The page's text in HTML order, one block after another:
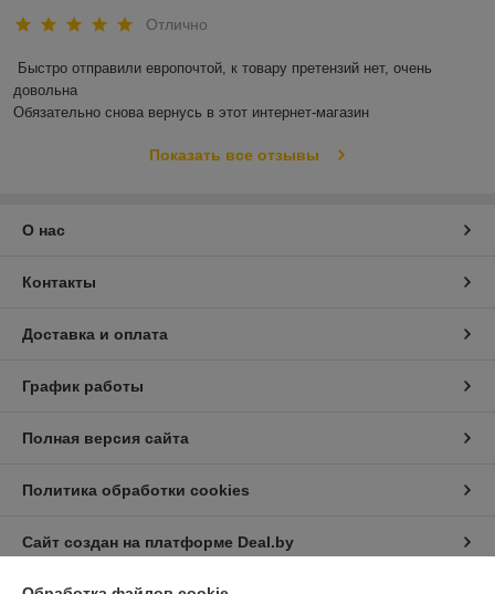
Отлично
Быстро отправили европочтой, к товару претензий нет, очень
довольна
Обязательно снова вернусь в этот интернет-магазин
Показать все отзывы
О нас
Контакты
Доставка и оплата
График работы
Полная версия сайта
Политика обработки cookies
Сайт создан на платформе Deal.by